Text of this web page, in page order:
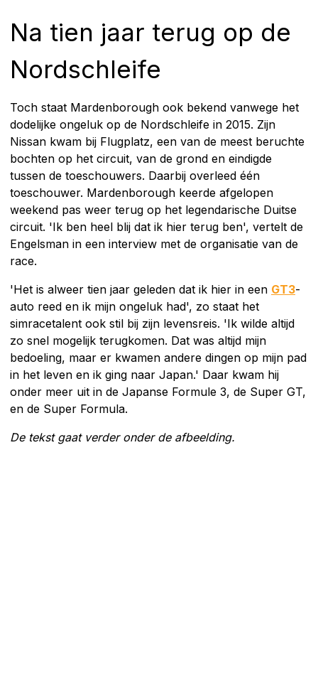
Na tien jaar terug op de
Nordschleife
Toch staat Mardenborough ook bekend vanwege het
dodelijke ongeluk op de Nordschleife in 2015. Zijn
Nissan kwam bij Flugplatz, een van de meest beruchte
bochten op het circuit, van de grond en eindigde
tussen de toeschouwers. Daarbij overleed één
toeschouwer. Mardenborough keerde afgelopen
weekend pas weer terug op het legendarische Duitse
circuit. 'Ik ben heel blij dat ik hier terug ben', vertelt de
Engelsman in een interview met de organisatie van de
race.
'Het is alweer tien jaar geleden dat ik hier in een GT3-
auto reed en ik mijn ongeluk had', zo staat het
simracetalent ook stil bij zijn levensreis. 'Ik wilde altijd
zo snel mogelijk terugkomen. Dat was altijd mijn
bedoeling, maar er kwamen andere dingen op mijn pad
in het leven en ik ging naar Japan.' Daar kwam hij
onder meer uit in de Japanse Formule 3, de Super GT,
en de Super Formula.
De tekst gaat verder onder de afbeelding.